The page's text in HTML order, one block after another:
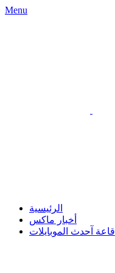
Menu
الرئيسية
أخبار ماكس
قاعة آحدث الموبايلات